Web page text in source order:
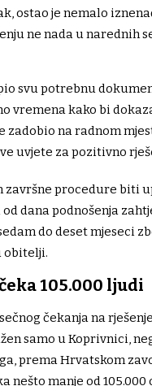
ostao je nemalo
ne nada u narednih
svu potrebnu
vremena kako bi
zadobio na radnom
uvjete za pozitivno
završne procedure biti
dana podnošenja
do deset mjeseci
obitelji.
105.000 ljudi
čekanja na
samo u Koprivnici,
prema Hrvatskom
nešto manje od 105.000